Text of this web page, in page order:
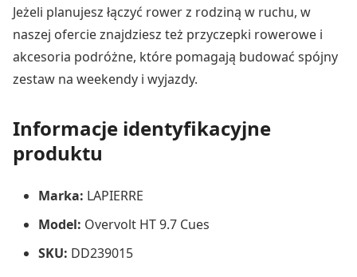
Jeżeli planujesz łączyć rower z rodziną w ruchu, w
naszej ofercie znajdziesz też przyczepki rowerowe i
akcesoria podróżne, które pomagają budować spójny
zestaw na weekendy i wyjazdy.
Informacje identyfikacyjne
produktu
Marka: LAPIERRE
Model: Overvolt HT 9.7 Cues
SKU: DD239015